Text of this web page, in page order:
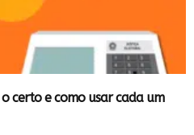
certo e como usar cada um